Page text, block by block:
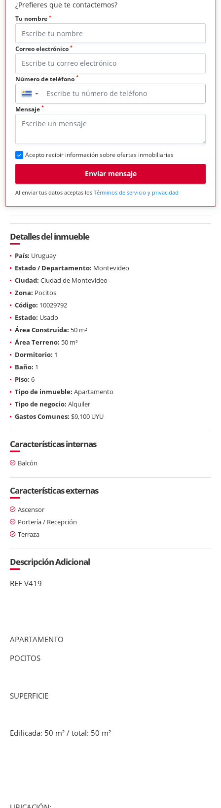
¿Prefieres que te contactemos?
Tu nombre *
Correo electrónico *
Número de teléfono *
▼
Mensaje *
Acepto recibir información sobre ofertas inmobiliarias
Enviar mensaje
Al enviar tus datos aceptas los Términos de servicio y privacidad
Detalles del inmueble
País: Uruguay
Estado / Departamento: Montevideo
Ciudad: Ciudad de Montevideo
Zona: Pocitos
Código: 10029792
Estado: Usado
Área Construida: 50 m²
Área Terreno: 50 m²
Dormitorio: 1
Baño: 1
Piso: 6
Tipo de inmueble: Apartamento
Tipo de negocio: Alquiler
Gastos Comunes: $9,100 UYU
Características internas
Balcón
Características externas
Ascensor
Portería / Recepción
Terraza
Descripción Adicional
REF V419
APARTAMENTO
POCITOS
SUPERFICIE
Edificada: 50 m² / total: 50 m²